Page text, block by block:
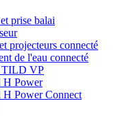
prise balai
projecteurs connecté
de l'eau connecté
TILD VP
H Power
Power Connect